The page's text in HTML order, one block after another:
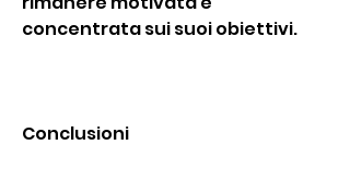
concentrata sui suoi obiettivi.
Conclusioni